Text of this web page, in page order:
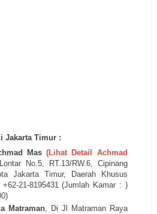
Jakarta Timur :
Mas(Lihat Detail Achmad
No.5, RT.13/RW.6, Cipinang
Jakarta Timur, Daerah Khusus
+62-21-8195431 (Jumlah Kamar : )
Matraman, Di Jl Matraman Raya